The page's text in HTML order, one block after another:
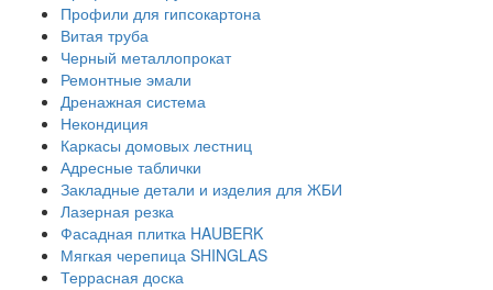
Профили для гипсокартона
Витая труба
Черный металлопрокат
Ремонтные эмали
Дренажная система
Некондиция
Каркасы домовых лестниц
Адресные таблички
Закладные детали и изделия для ЖБИ
Лазерная резка
Фасадная плитка HAUBERK
Мягкая черепица SHINGLAS
Террасная доска